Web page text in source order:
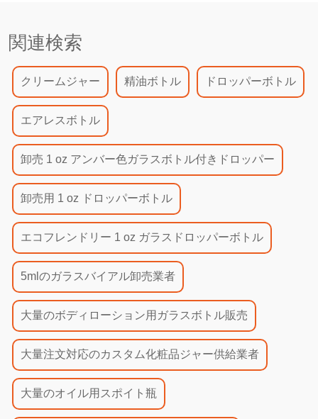
ローショ
ンを使用
最適な効
果を得ら
れ、ロー
ることも
ありませ
関連検索
クリームジャー 精油ボトル ドロッパーボトル
エアレスボトル
卸売 1 oz アンバー色ガラスボトル付きドロッパー
卸売用 1 oz ドロッパーボトル
エコフレンドリー 1 oz ガラスドロッパーボトル
5mlのガラスバイアル卸売業者
大量のボディローション用ガラスボトル販売
大量注文対応のカスタム化粧品ジャー供給業者
大量のオイル用スポイト瓶